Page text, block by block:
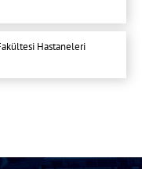
Hastaneleri